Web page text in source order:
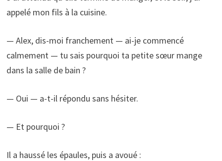
appelé mon fils à la cuisine.
— Alex, dis-moi franchement — ai-je commencé
calmement — tu sais pourquoi ta petite sœur mange
dans la salle de bain ?
— Oui — a-t-il répondu sans hésiter.
— Et pourquoi ?
Il a haussé les épaules, puis a avoué :